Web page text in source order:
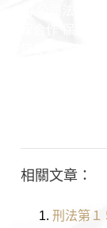
相關文章：
刑法第１